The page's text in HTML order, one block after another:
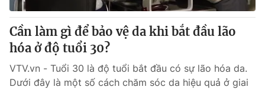
Cần làm gì để bảo vệ da khi bắt đầu lão
hóa ở độ tuổi 30?
VTV.vn - Tuổi 30 là độ tuổi bắt đầu có sự lão hóa da.
Dưới đây là một số cách chăm sóc da hiệu quả ở giai